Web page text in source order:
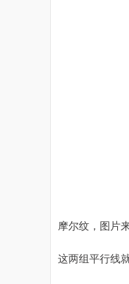
摩尔纹，图片
这两组平行线